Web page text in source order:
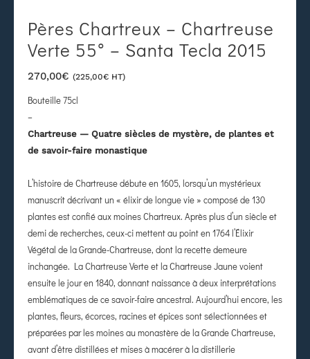
Pères Chartreux – Chartreuse
Verte 55° – Santa Tecla 2015
270,00€ (225,00€ HT)
Bouteille 75cl
–
Chartreuse — Quatre siècles de mystère, de plantes et
de savoir-faire monastique
L’histoire de Chartreuse débute en 1605, lorsqu’un mystérieux
manuscrit décrivant un « élixir de longue vie » composé de 130
plantes est confié aux moines Chartreux. Après plus d’un siècle et
demi de recherches, ceux-ci mettent au point en 1764 l’Élixir
Végétal de la Grande-Chartreuse, dont la recette demeure
inchangée. La Chartreuse Verte et la Chartreuse Jaune voient
ensuite le jour en 1840, donnant naissance à deux interprétations
emblématiques de ce savoir-faire ancestral. Aujourd’hui encore, les
plantes, fleurs, écorces, racines et épices sont sélectionnées et
préparées par les moines au monastère de la Grande Chartreuse,
avant d’être distillées et mises à macérer à la distillerie